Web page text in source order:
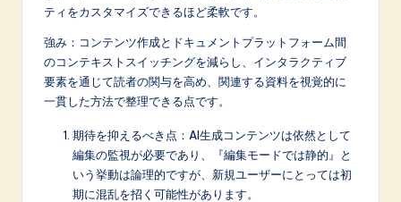
ティをカスタマイズできるほど柔軟です。
強み：コンテンツ作成とドキュメントプラットフォーム間
のコンテキストスイッチングを減らし、インタラクティブ
要素を通じて読者の関与を高め、関連する資料を視覚的に
一貫した方法で整理できる点です。
期待を抑えるべき点：AI生成コンテンツは依然として
編集の監視が必要であり、『編集モードでは静的』と
いう挙動は論理的ですが、新規ユーザーにとっては初
期に混乱を招く可能性があります。